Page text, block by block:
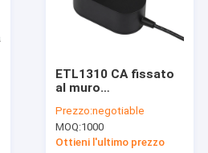
ETL1310 CA fissato
al muro
potere del certificato
12V 1A per il LED
Prezzo:negotiable
MOQ:1000
Ottieni l'ultimo prezzo